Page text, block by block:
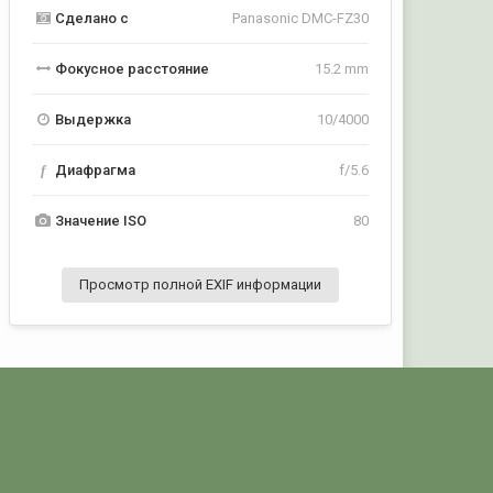
Сделано с Panasonic DMC-FZ30
Фокусное расстояние 15.2 mm
Выдержка 10/4000
f Диафрагма f/5.6
Значение ISO 80
Просмотр полной EXIF информации